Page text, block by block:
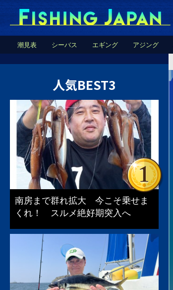
潮見表 シーバス エギング アジング
人気BEST3
南房まで群れ拡大 今こそ乗せま
くれ！ スルメ絶好期突入へ